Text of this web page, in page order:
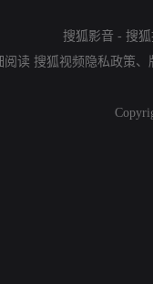
搜狐影音 - 搜
阅读 搜狐视频隐私政策、